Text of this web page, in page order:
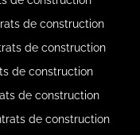
de construction
de construction
de construction
de construction
de construction